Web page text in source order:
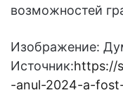
возможностей
Изображение:
Источник:https://
-anul-2024-a-